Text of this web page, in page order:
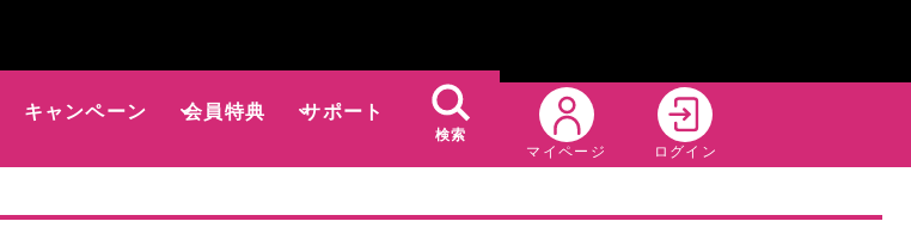
キャンペーン 会員特典 サポート
検索
マイページ ログイン